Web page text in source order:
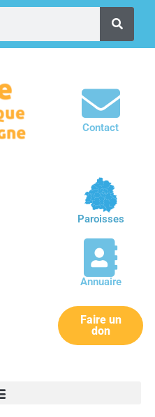
Contact
Paroisses
Annuaire
Faire un
don